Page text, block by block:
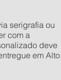
serigrafia ou
com a
deve
em Alto